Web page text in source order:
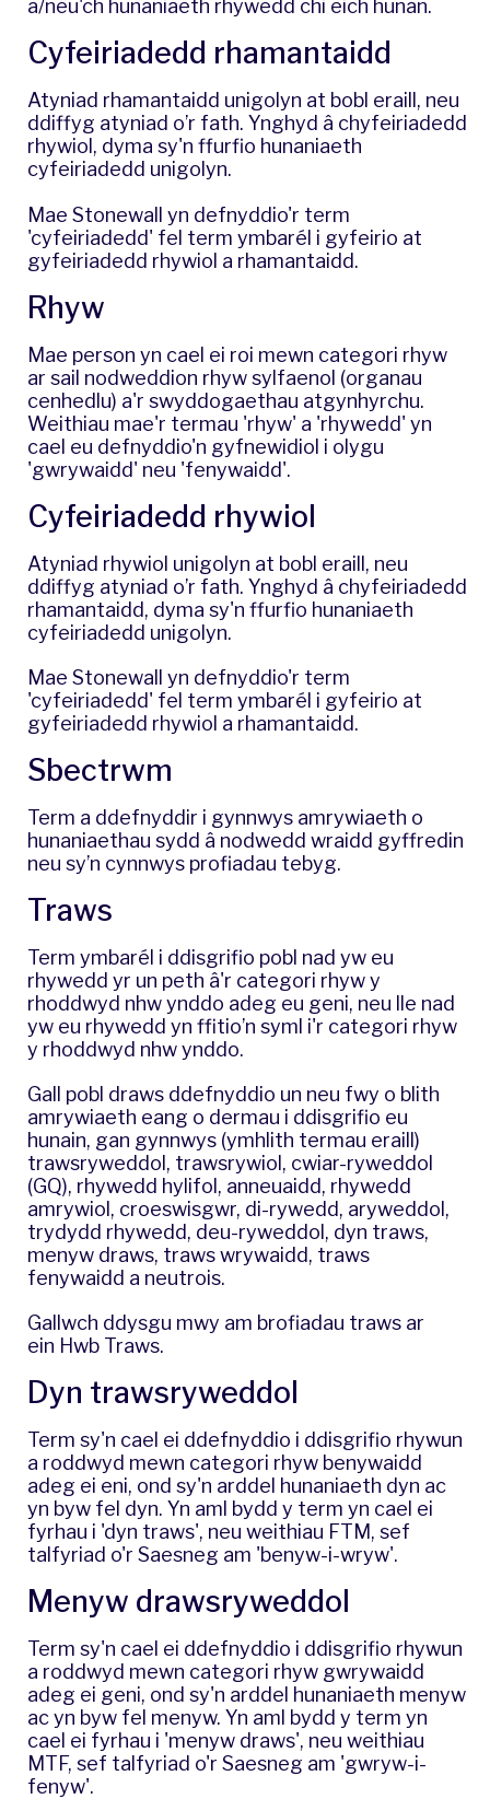
a/neu'ch hunaniaeth rhywedd chi eich hunan.
Cyfeiriadedd rhamantaidd
Atyniad rhamantaidd unigolyn at bobl eraill, neu
ddiffyg atyniad o’r fath. Ynghyd â chyfeiriadedd
rhywiol, dyma sy'n ffurfio hunaniaeth
cyfeiriadedd unigolyn.
Mae Stonewall yn defnyddio'r term
'cyfeiriadedd' fel term ymbarél i gyfeirio at
gyfeiriadedd rhywiol a rhamantaidd.
Rhyw
Mae person yn cael ei roi mewn categori rhyw
ar sail nodweddion rhyw sylfaenol (organau
cenhedlu) a'r swyddogaethau atgynhyrchu.
Weithiau mae'r termau 'rhyw' a 'rhywedd' yn
cael eu defnyddio'n gyfnewidiol i olygu
'gwrywaidd' neu 'fenywaidd'.
Cyfeiriadedd rhywiol
Atyniad rhywiol unigolyn at bobl eraill, neu
ddiffyg atyniad o’r fath. Ynghyd â chyfeiriadedd
rhamantaidd, dyma sy'n ffurfio hunaniaeth
cyfeiriadedd unigolyn.
Mae Stonewall yn defnyddio'r term
'cyfeiriadedd' fel term ymbarél i gyfeirio at
gyfeiriadedd rhywiol a rhamantaidd.
Sbectrwm
Term a ddefnyddir i gynnwys amrywiaeth o
hunaniaethau sydd â nodwedd wraidd gyffredin
neu sy’n cynnwys profiadau tebyg.
Traws
​Term ymbarél i ddisgrifio pobl nad yw eu
rhywedd yr un peth â'r categori rhyw y
rhoddwyd nhw ynddo adeg eu geni, neu lle nad
yw eu rhywedd yn ffitio’n syml i'r categori rhyw
y rhoddwyd nhw ynddo.
Gall pobl draws ddefnyddio un neu fwy o blith
amrywiaeth eang o dermau i ddisgrifio eu
hunain, gan gynnwys (ymhlith termau eraill)
trawsryweddol, trawsrywiol, cwiar-ryweddol
(GQ), rhywedd hylifol, anneuaidd, rhywedd
amrywiol, croeswisgwr, di-rywedd, aryweddol,
trydydd rhywedd, deu-ryweddol, dyn traws,
menyw draws, traws wrywaidd, traws
fenywaidd a neutrois.
Gallwch ddysgu mwy am brofiadau traws ar
ein Hwb Traws.
Dyn trawsryweddol
Term sy'n cael ei ddefnyddio i ddisgrifio rhywun
a roddwyd mewn categori rhyw benywaidd
adeg ei eni, ond sy'n arddel hunaniaeth dyn ac
yn byw fel dyn. Yn aml bydd y term yn cael ei
fyrhau i 'dyn traws', neu weithiau FTM, sef
talfyriad o'r Saesneg am 'benyw-i-wryw'.
Menyw drawsryweddol
Term sy'n cael ei ddefnyddio i ddisgrifio rhywun
a roddwyd mewn categori rhyw gwrywaidd
adeg ei geni, ond sy'n arddel hunaniaeth menyw
ac yn byw fel menyw. Yn aml bydd y term yn
cael ei fyrhau i 'menyw draws', neu weithiau
MTF, sef talfyriad o'r Saesneg am 'gwryw-i-
fenyw'.